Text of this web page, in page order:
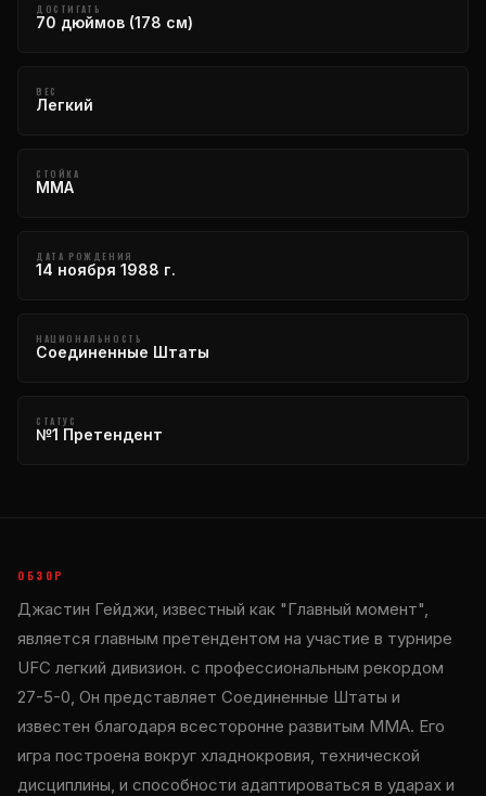
ДОСТИГАТЬ
70 дюймов (178 см)
ВЕС
Легкий
СТОЙКА
ММА
ДАТА РОЖДЕНИЯ
14 ноября 1988 г.
НАЦИОНАЛЬНОСТЬ
Соединенные Штаты
СТАТУС
№1 Претендент
ОБЗОР
Джастин Гейджи, известный как "Главный момент",
является главным претендентом на участие в турнире
UFC легкий дивизион. с профессиональным рекордом
27-5-0, Он представляет Соединенные Штаты и
известен благодаря всесторонне развитым ММА. Его
игра построена вокруг хладнокровия, технической
дисциплины, и способности адаптироваться в ударах и